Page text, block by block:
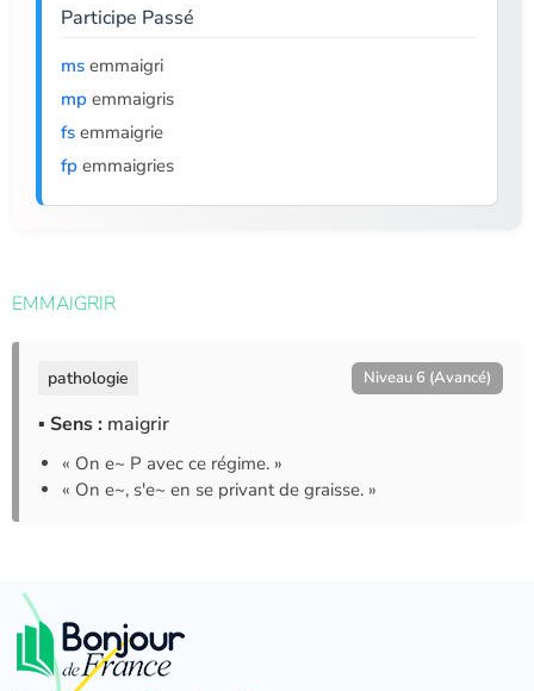
Participe Passé
ms emmaigri
mp emmaigris
fs emmaigrie
fp emmaigries
EMMAIGRIR
pathologie Niveau 6 (Avancé)
▪ Sens : maigrir
« On e~ P avec ce régime. »
« On e~, s'e~ en se privant de graisse. »